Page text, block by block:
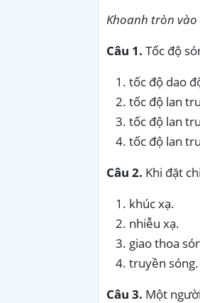
Khoanh tròn
Câu 1. Tốc độ
tốc độ dao
tốc độ lan
tốc độ lan
tốc độ lan
Câu 2. Khi đặt
khúc xạ.
nhiễu xạ.
giao thoa
truyền sóng.
Câu 3. Một